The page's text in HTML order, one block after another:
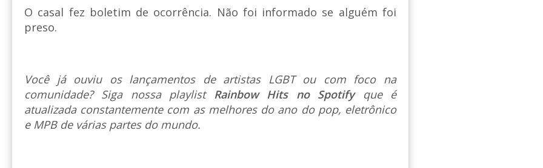
O casal fez boletim de ocorrência. Não foi informado se alguém foi
preso.
Você já ouviu os lançamentos de artistas LGBT ou com foco na
comunidade? Siga nossa playlist Rainbow Hits no Spotify que é
atualizada constantemente com as melhores do ano do pop, eletrônico
e MPB de várias partes do mundo.